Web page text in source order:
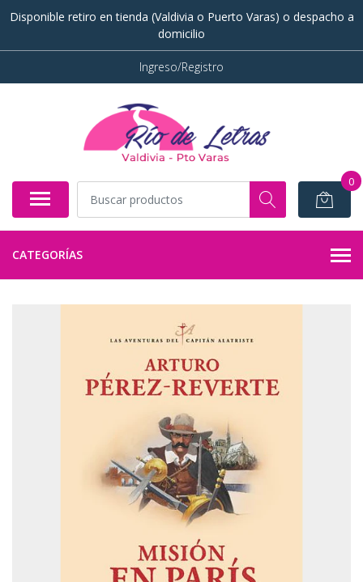
Disponible retiro en tienda (Valdivia o Puerto Varas) o despacho a
domicilio
Ingreso/Registro
0
CATEGORÍAS